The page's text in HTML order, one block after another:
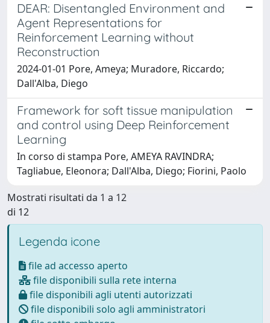
DEAR: Disentangled Environment and
Agent Representations for
Reinforcement Learning without
Reconstruction
2024-01-01 Pore, Ameya; Muradore, Riccardo;
Dall'Alba, Diego
Framework for soft tissue manipulation
and control using Deep Reinforcement
Learning
In corso di stampa Pore, AMEYA RAVINDRA;
Tagliabue, Eleonora; Dall'Alba, Diego; Fiorini, Paolo
Mostrati risultati da 1 a 12
di 12
Legenda icone
file ad accesso aperto
file disponibili sulla rete interna
file disponibili agli utenti autorizzati
file disponibili solo agli amministratori